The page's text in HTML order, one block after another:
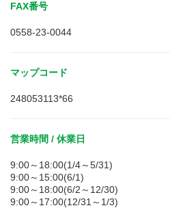
FAX番号
0558-23-0044
マップコード
248053113*66
営業時間 / 休業日
9:00～18:00(1/4～5/31)
9:00～15:00(6/1)
9:00～18:00(6/2～12/30)
9:00～17:00(12/31～1/3)